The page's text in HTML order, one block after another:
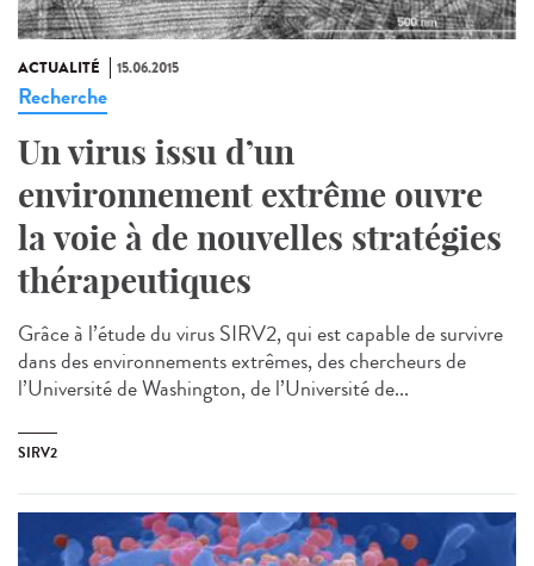
ACTUALITÉ 15.06.2015
Recherche
Un virus issu d’un
environnement extrême ouvre
la voie à de nouvelles stratégies
thérapeutiques
Grâce à l’étude du virus SIRV2, qui est capable de survivre
dans des environnements extrêmes, des chercheurs de
l’Université de Washington, de l’Université de...
SIRV2